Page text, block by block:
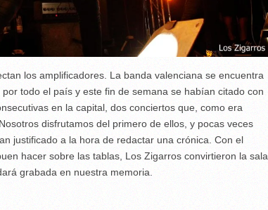
los amplificadores. La banda valenciana se encuentra
todo el país y este fin de semana se habían citado con
en la capital, dos conciertos que, como era
Nosotros disfrutamos del primero de ellos, y pocas veces
justificado a la hora de redactar una crónica. Con el
hacer sobre las tablas, Los Zigarros convirtieron la sala
grabada en nuestra memoria.